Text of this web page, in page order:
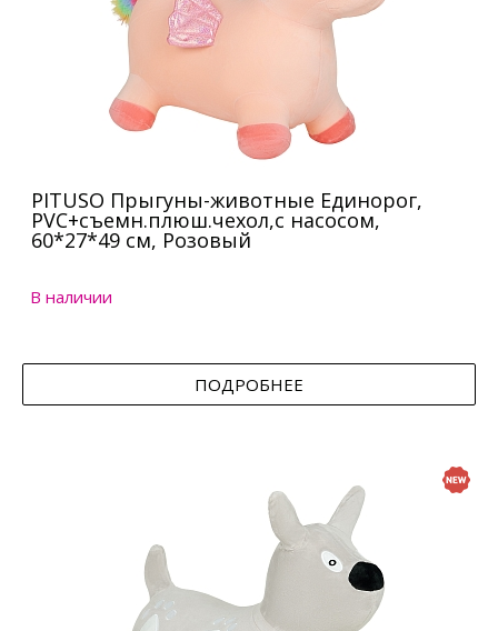
PITUSO Прыгуны-животные Единорог,
PVC+съемн.плюш.чехол,с насосом,
60*27*49 см, Розовый
В наличии
ПОДРОБНЕЕ